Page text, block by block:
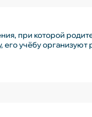
при которой
его учёбу организуют